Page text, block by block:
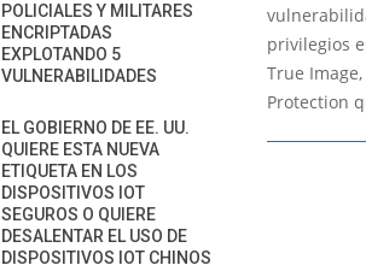
privilegios
True
Protection
POLICIALES Y MILITARES
ENCRIPTADAS
EXPLOTANDO 5
VULNERABILIDADES
EL GOBIERNO DE EE. UU.
QUIERE ESTA NUEVA
ETIQUETA EN LOS
DISPOSITIVOS IOT
SEGUROS O QUIERE
DESALENTAR EL USO DE
DISPOSITIVOS IOT CHINOS